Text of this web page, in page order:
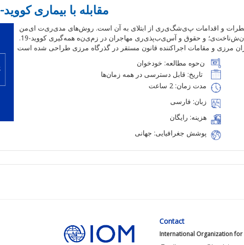
مقابله با بیماری کووید-19 در گذرگاه‌های مرزی
و اقدامات پیشگیر ی از ابتلای به آن است. روشهای مدیر یت ایمن
‌شناختی؛ و حقوق وآسیبپذیر ی مهاجران در زمینه همه‌گیری کووید-19.
مرز ی و مقامات اجراکننده قانون مستقر در گذرگاه مرزی طراحی شده است
نحوه مطالعه: خودخوان
تاریخ: قابل دسترسی در همه زمان‌ها
مدت زمان: 2 ساعت
زبان: فارسی
هزینه: رایگان
پوشش جغرافیایی: جهانی
Contact
International Organization